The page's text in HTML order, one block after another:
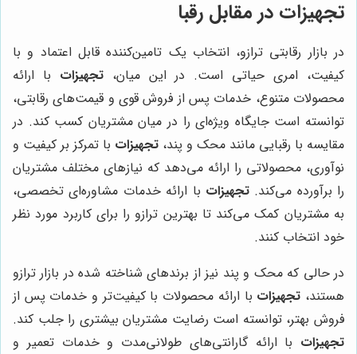
تجهیزات در مقابل رقبا
در بازار رقابتی ترازو، انتخاب یک تامین‌کننده قابل اعتماد و با
کیفیت، امری حیاتی است. در این میان،تجهیزات با ارائه
محصولات متنوع، خدمات پس از فروش قوی و قیمت‌های رقابتی،
توانسته است جایگاه ویژه‌ای را در میان مشتریان کسب کند. در
مقایسه با رقبایی مانند محک و پند، تجهیزات با تمرکز بر کیفیت و
نوآوری، محصولاتی را ارائه می‌دهد که نیازهای مختلف مشتریان
را برآورده می‌کند.تجهیزات با ارائه خدمات مشاوره‌ای تخصصی،
به مشتریان کمک می‌کند تا بهترین ترازو را برای کاربرد مورد نظر
خود انتخاب کنند.
در حالی که محک و پند نیز از برندهای شناخته شده در بازار ترازو
هستند، تجهیزات با ارائه محصولات با کیفیت‌تر و خدمات پس از
فروش بهتر، توانسته است رضایت مشتریان بیشتری را جلب کند.
تجهیزات با ارائه گارانتی‌های طولانی‌مدت و خدمات تعمیر و